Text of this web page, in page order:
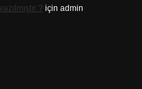
? için admin